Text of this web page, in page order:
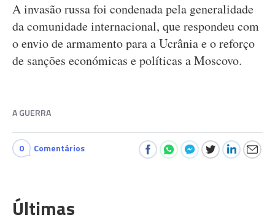
A invasão russa foi condenada pela generalidade
da comunidade internacional, que respondeu com
o envio de armamento para a Ucrânia e o reforço
de sanções económicas e políticas a Moscovo.
A GUERRA
0 Comentários
Últimas